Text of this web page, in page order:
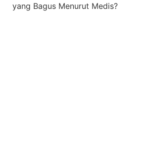
yang Bagus Menurut Medis?